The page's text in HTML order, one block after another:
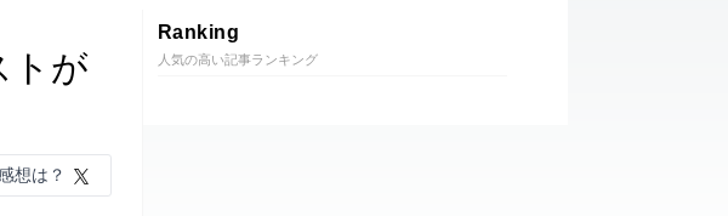
トが
想は？
Ranking
人気の高い記事ランキング